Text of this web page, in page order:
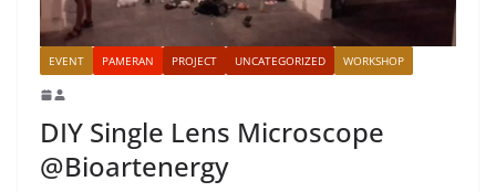
EVENT PAMERAN PROJECT UNCATEGORIZED WORKSHOP
DIY Single Lens Microscope
@Bioartenergy